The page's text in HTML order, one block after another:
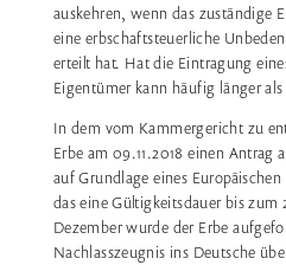
auskehren, wenn das zuständige
eine erbschaftsteuerliche
erteilt hat. Hat die Eintragung
Eigentümer kann häufig länger
In dem vom Kammergericht zu
Erbe am 09.11.2018 einen
auf Grundlage eines
das eine Gültigkeitsdauer bis zum
Dezember wurde der Erbe
Nachlasszeugnis ins Deutsche